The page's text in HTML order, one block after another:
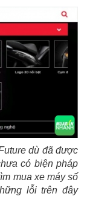
dù đã được
có biện pháp
mua xe máy số
lỗi trên đây